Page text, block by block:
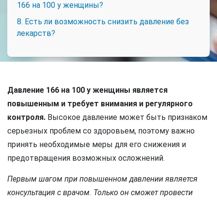
166 на 100 у женщины?
8. Есть ли возможность снизить давление без
лекарств?
Давление 166 на 100 у женщины является
повышенным и требует внимания и регулярного
контроля. Высокое давление может быть признаком
серьезных проблем со здоровьем, поэтому важно
принять необходимые меры для его снижения и
предотвращения возможных осложнений.
Первым шагом при повышенном давлении является
консультация с врачом. Только он сможет провести